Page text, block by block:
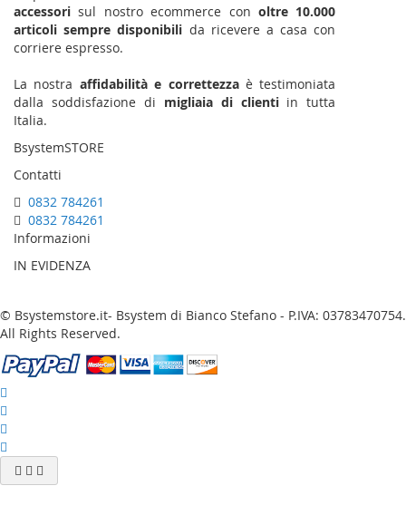
accessori sul nostro ecommerce con oltre 10.000
articoli sempre disponibili da ricevere a casa con
corriere espresso.
La nostra affidabilità e correttezzaè testimoniata
dalla soddisfazione di migliaia di clientiin tutta
Italia.
BsystemSTORE
Contatti
0832 784261
0832 784261
Informazioni
IN EVIDENZA
© Bsystemstore.it- Bsystem di Bianco Stefano - P.IVA: 03783470754.
All Rights Reserved.